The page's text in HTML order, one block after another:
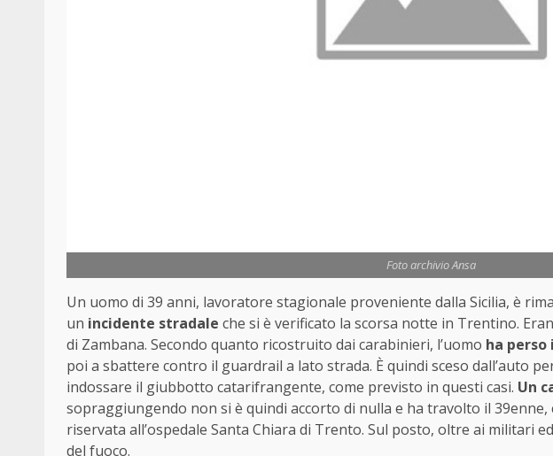
Foto archivio Ansa
Un uomo di 39 anni, lavoratore stagionale proveniente dalla Sicilia, è
un incidente stradale che si è verificato la scorsa notte in Trentino.
di Zambana. Secondo quanto ricostruito dai carabinieri, l’uomo ha
poi a sbattere contro il guardrail a lato strada. È quindi sceso dall’auto
indossare il giubbotto catarifrangente, come previsto in questi casi. Un
sopraggiungendo non si è quindi accorto di nulla e ha travolto il
riservata all’ospedale Santa Chiara di Trento. Sul posto, oltre ai militari
del fuoco.